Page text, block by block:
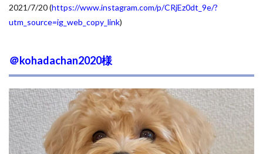
2021/7/20 (https://www.instagram.com/p/CRjEz0dt_9e/?
utm_source=ig_web_copy_link)
＠kohadachan2020様